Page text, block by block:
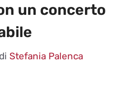
un concerto
di Stefania Palenca